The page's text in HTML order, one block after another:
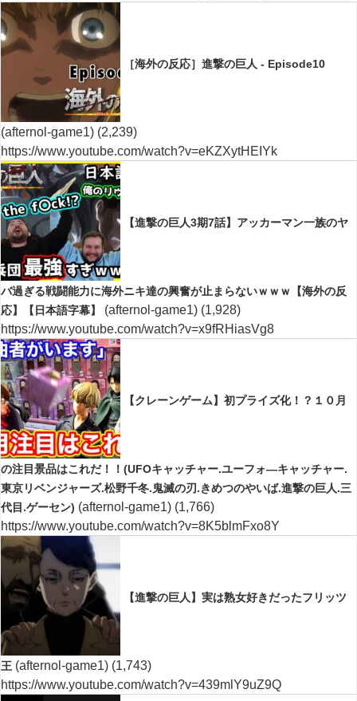
［海外の反応］進撃の巨人 - Episode10
(afternol-game1) (2,239)
https://www.youtube.com/watch?v=eKZXytHEIYk
【進撃の巨人3期7話】アッカーマン一族のヤ
バ過ぎる戦闘能力に海外ニキ達の興奮が止まらないｗｗｗ【海外の反
応】【日本語字幕】
(afternol-game1) (1,928)
https://www.youtube.com/watch?v=x9fRHiasVg8
【クレーンゲーム】初プライズ化！？１０月
の注目景品はこれだ！！(UFOキャッチャー.ユーフォ―キャッチャー.
東京リベンジャーズ.松野千冬.鬼滅の刃.きめつのやいば.進撃の巨人.三
代目.ゲーセン) (afternol-game1) (1,766)
https://www.youtube.com/watch?v=8K5blmFxo8Y
【進撃の巨人】実は熟女好きだったフリッツ
王 (afternol-game1) (1,743)
https://www.youtube.com/watch?v=439mlY9uZ9Q